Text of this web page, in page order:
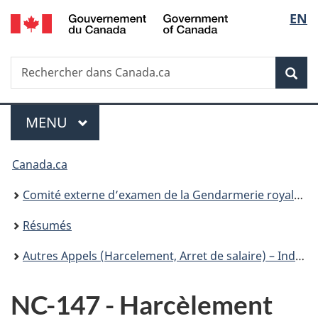
Passer
au
principal
Passer
à
Au
du
Passer
à
version
simplifiée
de
la
EN
Recherche
Rechercher
dans
Menu
MENU PRINCIPAL
Vous
êtes
ici :
Canada.ca
Comité externe d’examen de la Gendarmerie royale du Canada
Résumés
Autres Appels (Harcelement, Arret de salaire) – Index facile à consulter
NC-147 - Harcèlement